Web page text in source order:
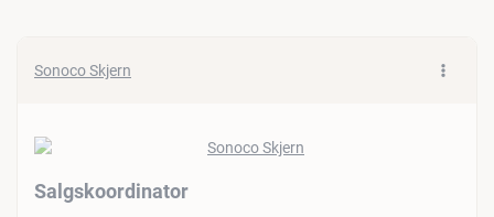
Sonoco Skjern
Salgskoordinator